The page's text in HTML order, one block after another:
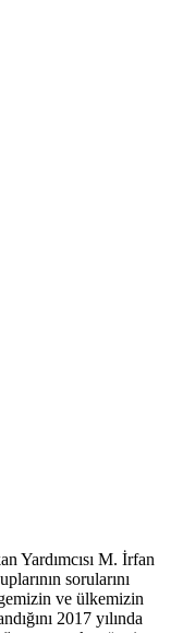
Yardımcısı M. İrfan
sorularını
ve ülkemizin
2017 yılında